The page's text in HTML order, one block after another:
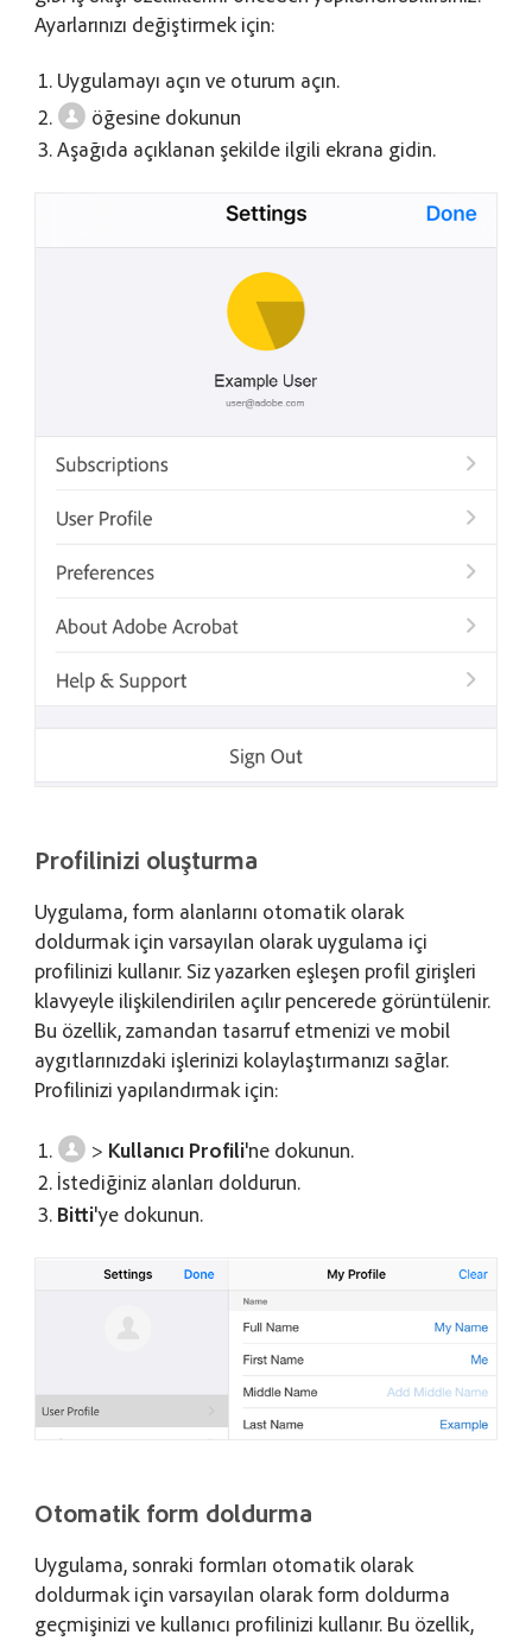
Ayarlarınızı değiştirmek için:
Uygulamayı açın ve oturum açın.
öğesine dokunun
Aşağıda açıklanan şekilde ilgili ekrana gidin.
Profilinizi oluşturma
Uygulama, form alanlarını otomatik olarak
doldurmak için varsayılan olarak uygulama içi
profilinizi kullanır. Siz yazarken eşleşen profil girişleri
klavyeyle ilişkilendirilen açılır pencerede görüntülenir.
Bu özellik, zamandan tasarruf etmenizi ve mobil
aygıtlarınızdaki işlerinizi kolaylaştırmanızı sağlar.
Profilinizi yapılandırmak için:
> Kullanıcı Profili'ne dokunun.
İstediğiniz alanları doldurun.
Bitti'ye dokunun.
Otomatik form doldurma
Uygulama, sonraki formları otomatik olarak
doldurmak için varsayılan olarak form doldurma
geçmişinizi ve kullanıcı profilinizi kullanır. Bu özellik,